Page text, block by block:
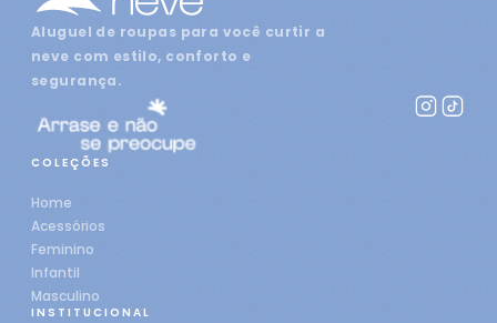
Aluguel de roupas para você curtir a
neve com estilo, conforto e
segurança.
COLEÇÕES
Home
Acessórios
Feminino
Infantil
Masculino
INSTITUCIONAL